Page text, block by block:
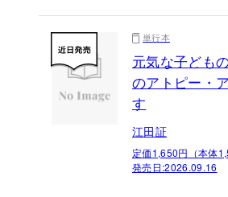
単行本
元気な子ども
のアトピー・
す
江田証
定価1,650円（本体
発売日:2026.09.16